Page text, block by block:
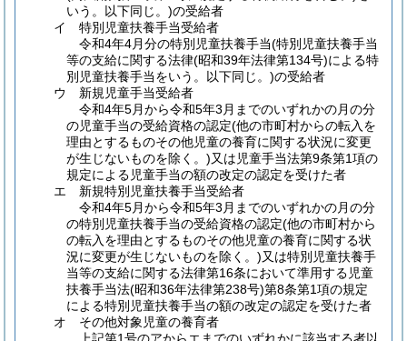
いう。以下同じ。)の受給者
イ
特別児童扶養手当受給者
令和4年4月分の特別児童扶養手当(特別児童扶養手当
等の支給に関する法律(昭和39年法律第134号)による特
別児童扶養手当をいう。以下同じ。)の受給者
ウ
新規児童手当受給者
令和4年5月から令和5年3月までのいずれかの月の分
の児童手当の受給資格の認定(他の市町村からの転入を
理由とするものその他児童の養育に関する状況に変更
が生じないものを除く。)又は児童手当法第9条第1項の
規定による児童手当の額の改定の認定を受けた者
エ
新規特別児童扶養手当受給者
令和4年5月から令和5年3月までのいずれかの月の分
の特別児童扶養手当の受給資格の認定(他の市町村から
の転入を理由とするものその他児童の養育に関する状
況に変更が生じないものを除く。)又は特別児童扶養手
当等の支給に関する法律第16条において準用する児童
扶養手当法(昭和36年法律第238号)第8条第1項の規定
による特別児童扶養手当の額の改定の認定を受けた者
オ
その他対象児童の養育者